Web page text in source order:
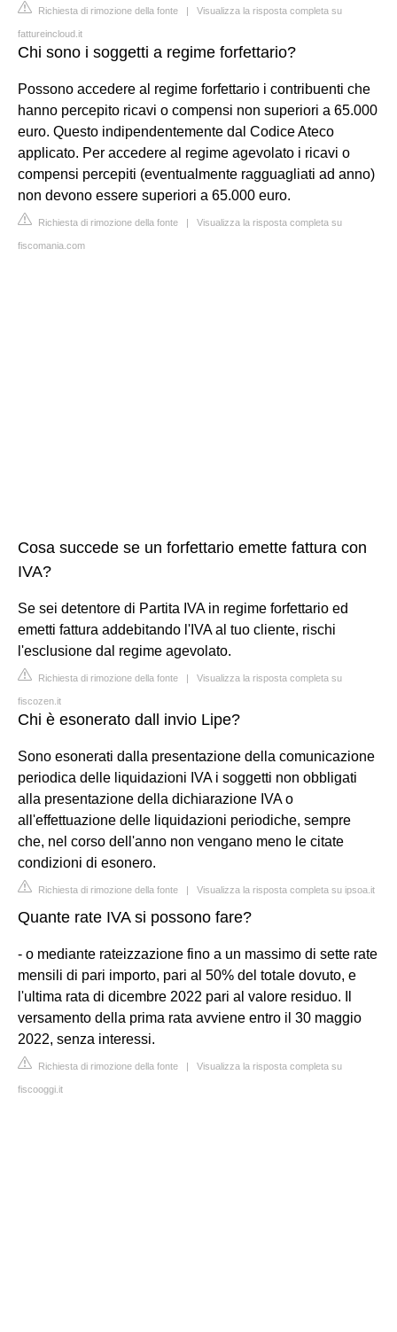
Richiesta di rimozione della fonte | Visualizza la risposta completa su
fattureincloud.it
Chi sono i soggetti a regime forfettario?
Possono accedere al regime forfettario i contribuenti che
hanno percepito ricavi o compensi non superiori a 65.000
euro. Questo indipendentemente dal Codice Ateco
applicato. Per accedere al regime agevolato i ricavi o
compensi percepiti (eventualmente ragguagliati ad anno)
non devono essere superiori a 65.000 euro.
Richiesta di rimozione della fonte | Visualizza la risposta completa su
fiscomania.com
Cosa succede se un forfettario emette fattura con
IVA?
Se sei detentore di Partita IVA in regime forfettario ed
emetti fattura addebitando l'IVA al tuo cliente, rischi
l'esclusione dal regime agevolato.
Richiesta di rimozione della fonte | Visualizza la risposta completa su
fiscozen.it
Chi è esonerato dall invio Lipe?
Sono esonerati dalla presentazione della comunicazione
periodica delle liquidazioni IVA i soggetti non obbligati
alla presentazione della dichiarazione IVA o
all'effettuazione delle liquidazioni periodiche, sempre
che, nel corso dell'anno non vengano meno le citate
condizioni di esonero.
Richiesta di rimozione della fonte | Visualizza la risposta completa su ipsoa.it
Quante rate IVA si possono fare?
- o mediante rateizzazione fino a un massimo di sette rate
mensili di pari importo, pari al 50% del totale dovuto, e
l'ultima rata di dicembre 2022 pari al valore residuo. Il
versamento della prima rata avviene entro il 30 maggio
2022, senza interessi.
Richiesta di rimozione della fonte | Visualizza la risposta completa su
fiscooggi.it